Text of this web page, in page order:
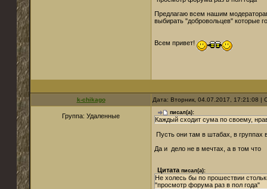
Предлагаю всем нашим
выбирать "добровольцев" которые
Всем привет!
k-chikago Дата: Вторник, 04.07.2017, 17:21:08
Группа: Удаленные писал(а):
Каждый сходит сума по своему,
Пусть они там в штабах, в
Да и дело не в мечтах, а в том что
Цитатаписал(а):
Не холесь бы по прошествии
"просмотр форума раз в пол года"